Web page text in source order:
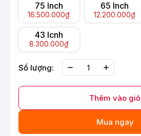
75 Inch
16.500.000₫
65 Inch
12.200.000₫
43 Icnh
8.300.000₫
Số lượng:
Thêm vào giỏ
Mua ngay